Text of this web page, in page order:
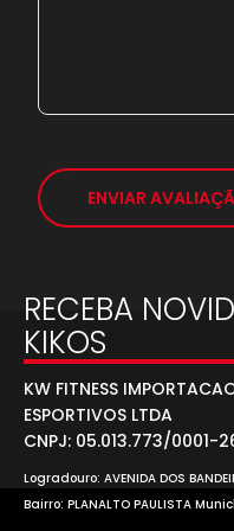
ENVIAR
RECEBA
KIKOS
KW FITNESS
ESPORTIVOS LTDA
CNPJ: 05.013.773/0001-
Logradouro: AVENIDA DOS
Bairro: PLANALTO PAULISTA